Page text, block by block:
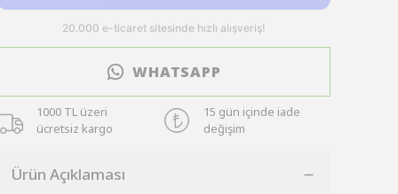
WHATSAPP
1000 TL üzeri
ücretsiz kargo
15 gün içinde iade
değişim
Ürün Açıklaması